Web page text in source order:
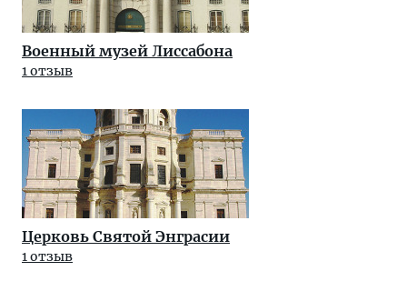
Военный музей Лиссабона
1 отзыв
Церковь Святой Энграсии
1 отзыв